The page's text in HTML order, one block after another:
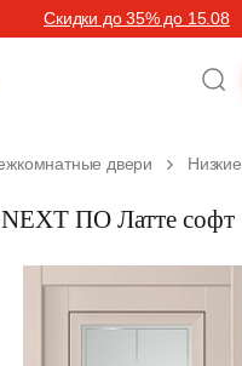
Скидки до 35% до 15.08
двери Низкие
ПО Латте софт